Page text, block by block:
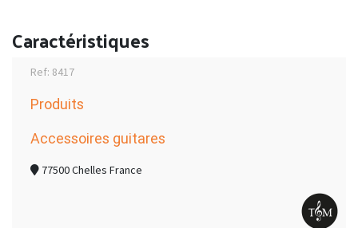
Caractéristiques
Ref: 8417
Produits
Accessoires guitares
77500 Chelles France